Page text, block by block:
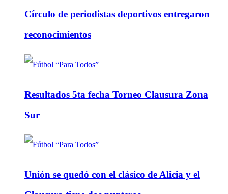
Círculo de periodistas deportivos entregaron
reconocimientos
Resultados 5ta fecha Torneo Clausura Zona
Sur
Unión se quedó con el clásico de Alicia y el